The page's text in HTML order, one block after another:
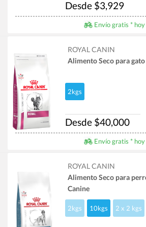
Desde $3,929
Envío gratis * hoy
ROYAL CANIN
Alimento Seco para
2kgs
Desde $40,000
Envío gratis * hoy
ROYAL CANIN
Alimento Seco para
Canine
2kgs 10kgs 2 x 2 kgs